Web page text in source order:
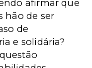
afirmar que
hão de ser
de
e solidária?